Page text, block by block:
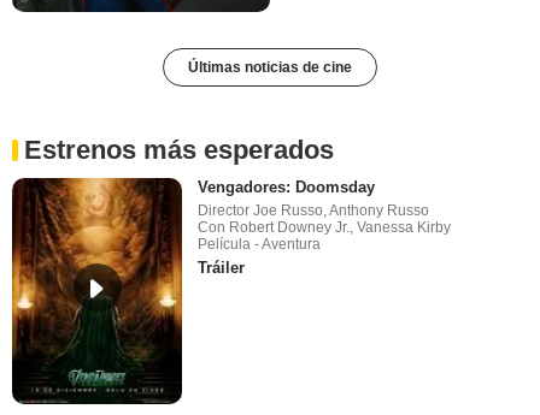
Últimas noticias de cine
Estrenos más esperados
Vengadores: Doomsday
Director Joe Russo, Anthony Russo
Con Robert Downey Jr., Vanessa Kirby
Película - Aventura
Tráiler